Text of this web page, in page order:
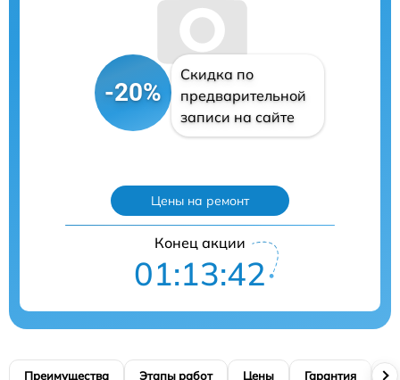
-20%
Скидка по
предварительной
записи на сайте
Цены на ремонт
Конец акции
01:13:41
Преимущества Этапы работ Цены Гарантия